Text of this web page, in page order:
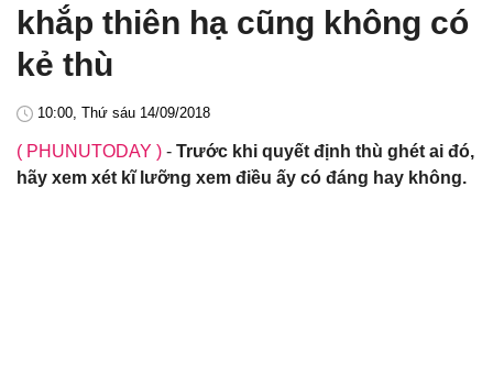
khắp thiên hạ cũng không có
kẻ thù
10:00, Thứ sáu 14/09/2018
( PHUNUTODAY ) - Trước khi quyết định thù ghét ai đó,
hãy xem xét kĩ lưỡng xem điều ấy có đáng hay không.